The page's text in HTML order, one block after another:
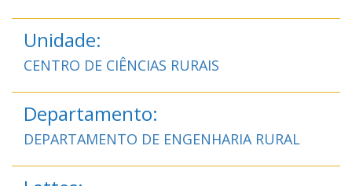
Unidade:
CENTRO DE CIÊNCIAS RURAIS
Departamento:
DEPARTAMENTO DE ENGENHARIA RURAL